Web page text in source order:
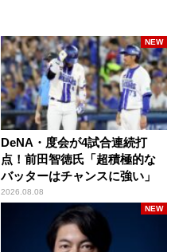
DeNA・度会が4試合連続打
点！前田智徳氏「超積極的な
バッターはチャンスに強い」
2026.08.08
NEW
NEW